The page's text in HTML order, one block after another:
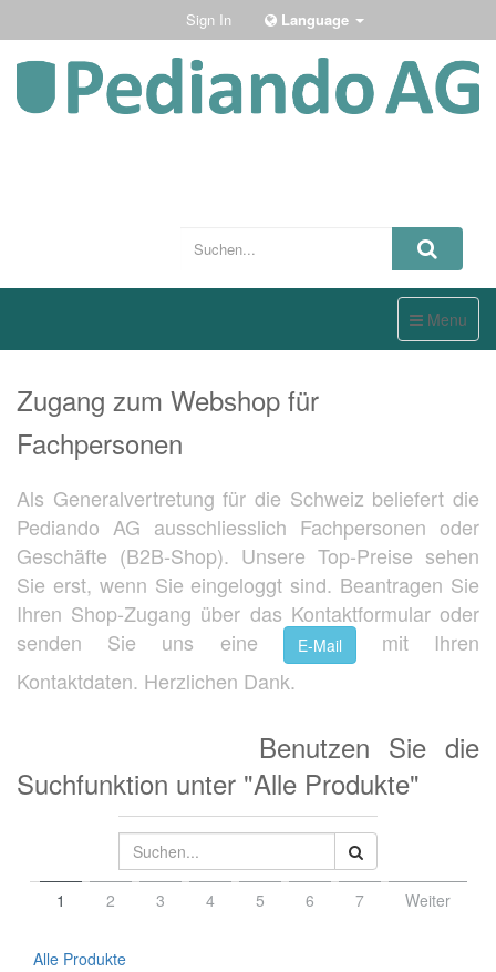
Sign In Language
Toggle
navigation
Menu
Zugang zum Webshop für
Fachpersonen
Als Generalvertretung für die Schweiz beliefert die
Pediando AG ausschliesslich Fachpersonen oder
Geschäfte (B2B-Shop). Unsere Top-Preise sehen
Sie erst, wenn Sie eingeloggt sind. Beantragen Sie
Ihren Shop-Zugang über das Kontaktformular oder
senden Sie uns eine
E-Mail
mit Ihren
Kontaktdaten. Herzlichen Dank.
Benutzen Sie die
Suchfunktion unter "Alle Produkte"
1 2 3 4 5 6 7 Weiter
Alle Produkte